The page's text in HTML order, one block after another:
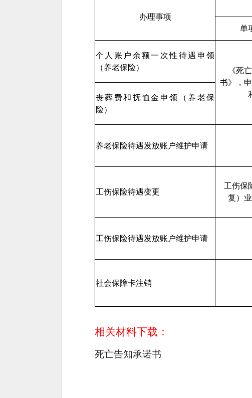
办理事项
单
个人账户余额一次性待遇申领
（养老保险）
《死
书》，
丧葬费和抚恤金申领（养老保
险）
养老保险待遇发放账户维护申请
工伤保险待遇变更
工伤保
复）
工伤保险待遇发放账户维护申请
社会保障卡注销
相关材料下载：
死亡告知承诺书